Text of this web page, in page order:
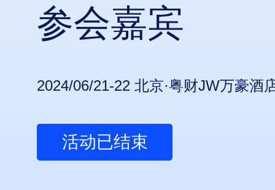
参会嘉宾
2024/06/21-22 北京·粤财JW万豪酒
活动已结束